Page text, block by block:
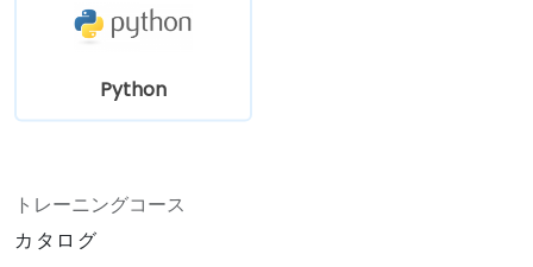
Python
トレーニングコース
カタログ